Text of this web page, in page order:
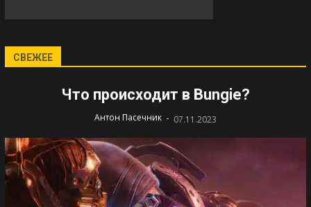
СВЕЖЕЕ
Что происходит в Bungie?
Антон Пасечник - 07.11.2023